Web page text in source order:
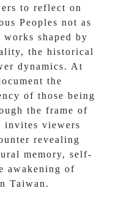
to reflect on
Peoples not as
shaped by
the historical
dynamics. At
the
of those being
the frame of
invites viewers
revealing
memory, self-
awakening of
Taiwan.